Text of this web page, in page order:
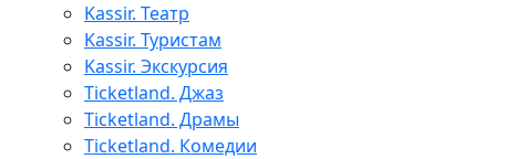
Kassir. Театр
Kassir. Туристам
Kassir. Экскурсия
Ticketland. Джаз
Ticketland. Драмы
Ticketland. Комедии